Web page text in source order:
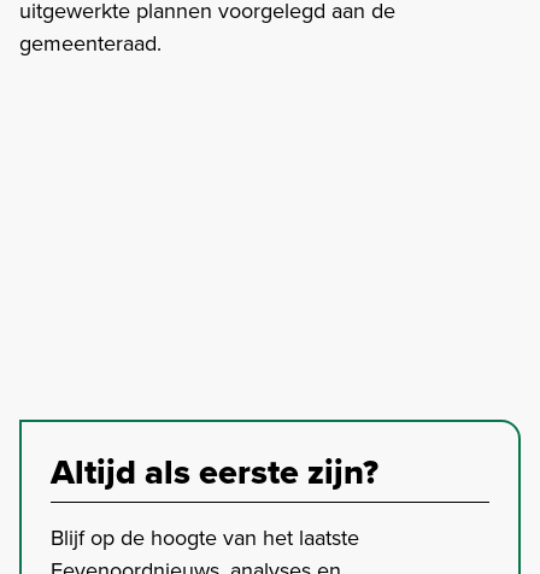
uitgewerkte plannen voorgelegd aan de
gemeenteraad.
Altijd als eerste zijn?
Blijf op de hoogte van het laatste